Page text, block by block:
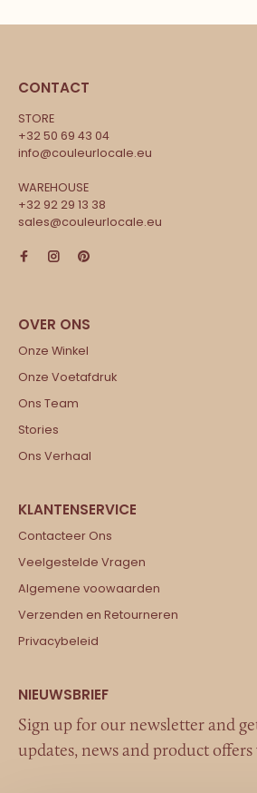
CONTACT
STORE
+32 50 69 43 04
info@couleurlocale.eu
WAREHOUSE
+32 92 29 13 38
sales@couleurlocale.eu
Onze Winkel
Onze Voetafdruk
Ons Team
Stories
Ons Verhaal
Contacteer Ons
Veelgestelde Vragen
Algemene voowaarden
Verzenden en Retourneren
Privacybeleid
Sign up for our newsletter and
updates, news and product